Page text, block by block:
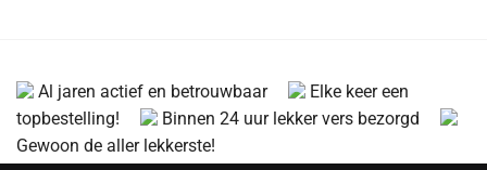
Al jaren actief en betrouwbaar
Elke keer een
topbestelling!
Binnen 24 uur lekker vers bezorgd
Gewoon de aller lekkerste!